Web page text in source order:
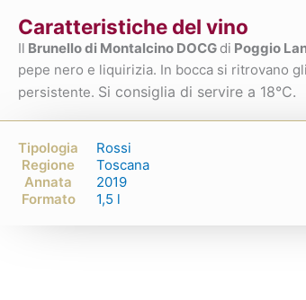
Caratteristiche del vino
Il Brunello di Montalcino DOCG di Poggio
pepe nero e liquirizia. In bocca si ritrovano
persistente. Si consiglia di servire a 18°C.
Tipologia
Rossi
Regione
Toscana
Annata
2019
Formato
1,5 l